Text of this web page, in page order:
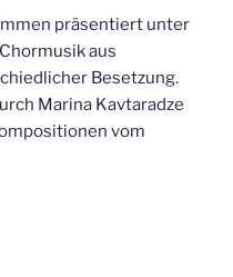
präsentiert unter
aus
Besetzung.
Marina Kavtaradze
vom